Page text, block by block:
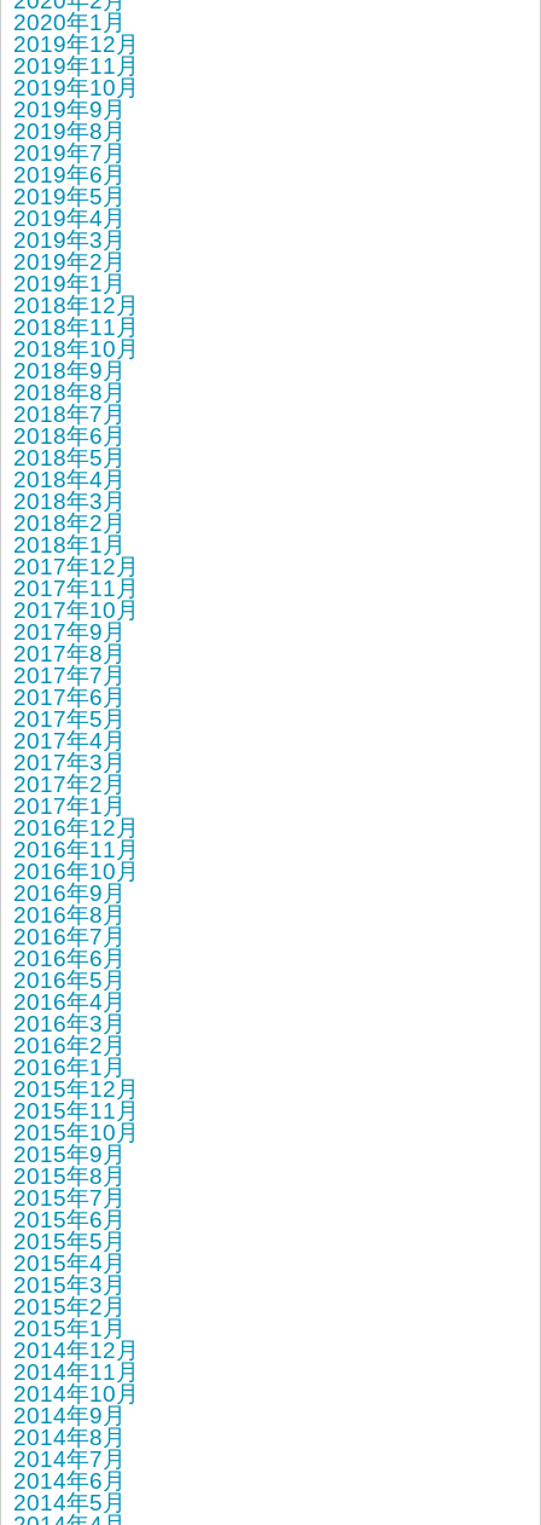
2020年1月
2019年12月
2019年11月
2019年10月
2019年9月
2019年8月
2019年7月
2019年6月
2019年5月
2019年4月
2019年3月
2019年2月
2019年1月
2018年12月
2018年11月
2018年10月
2018年9月
2018年8月
2018年7月
2018年6月
2018年5月
2018年4月
2018年3月
2018年2月
2018年1月
2017年12月
2017年11月
2017年10月
2017年9月
2017年8月
2017年7月
2017年6月
2017年5月
2017年4月
2017年3月
2017年2月
2017年1月
2016年12月
2016年11月
2016年10月
2016年9月
2016年8月
2016年7月
2016年6月
2016年5月
2016年4月
2016年3月
2016年2月
2016年1月
2015年12月
2015年11月
2015年10月
2015年9月
2015年8月
2015年7月
2015年6月
2015年5月
2015年4月
2015年3月
2015年2月
2015年1月
2014年12月
2014年11月
2014年10月
2014年9月
2014年8月
2014年7月
2014年6月
2014年5月